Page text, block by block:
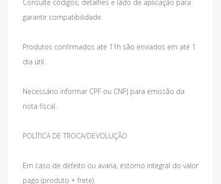
Consulte códigos, detalhes e lado de aplicação para
garantir compatibilidade.
Produtos confirmados até 11h são enviados em até 1
dia útil.
Necessário informar CPF ou CNPJ para emissão da
nota fiscal.
POLÍTICA DE TROCA/DEVOLUÇÃO
Em caso de defeito ou avaria, estorno integral do valor
pago (produto + frete).